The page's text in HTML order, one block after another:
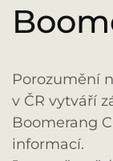
Porozumění
v ČR vytváří
Boomerang
informací.